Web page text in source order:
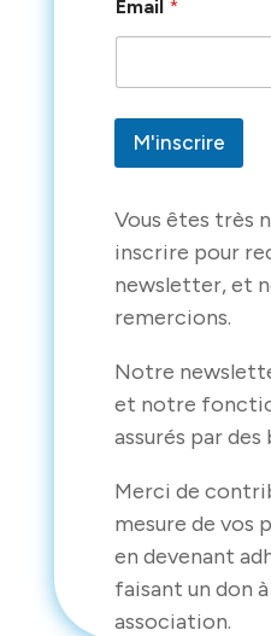
m
a
m
i
E
m
a
i
l
Email *
M'inscrire
Vous êtes très
inscrire pour
newsletter, et
remercions.
Notre
et notre
assurés par des
Merci de
mesure de vos
en devenant
faisant un don
association.